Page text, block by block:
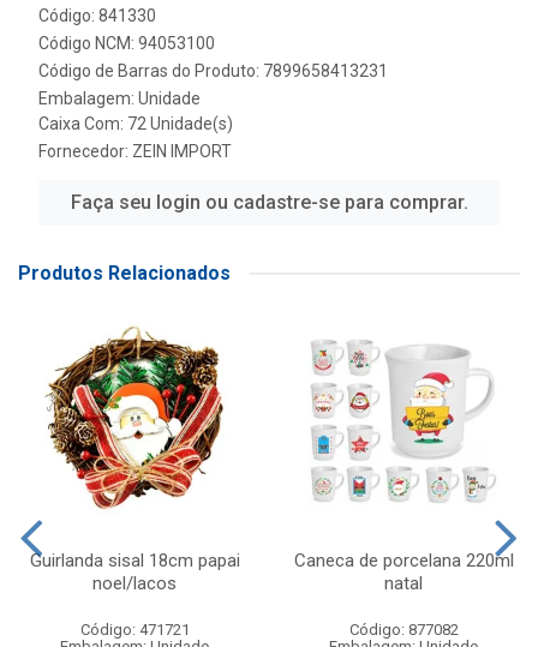
Código: 841330
Código NCM: 94053100
Código de Barras do Produto: 7899658413231
Embalagem: Unidade
Caixa Com: 72 Unidade(s)
Fornecedor: ZEIN IMPORT
Faça seu login ou cadastre-se para comprar.
Produtos Relacionados
Guirlanda sisal 18cm papai
noel/lacos
Código: 471721
Caneca de porcelana 220ml
natal
Código: 877082